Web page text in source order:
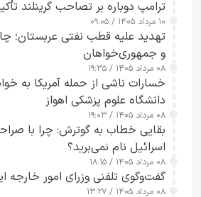
ترامپ دوباره بر تصاحب گرینلند
۱۰ مرداد ۱۴۰۵ / ۰۹:۰۵
تهدید علیه قطب نفتی عربستان؛
و جمهوری‌خواهان
۰۸ مرداد ۱۴۰۵ / ۱۹:۳۵
خسارات ناشی از حمله آمریکا به
دانشگاه علوم پزشکی اهواز
۰۸ مرداد ۱۴۰۵ / ۱۹:۰۳
بقایی خطاب به گوترش: چرا با
اسرائیل نام نمی‌برید؟
۰۸ مرداد ۱۴۰۵ / ۱۸:۱۵
گفت‌وگوی تلفنی وزرای امور خارجه
۰۸ مرداد ۱۴۰۵ / ۱۳:۲۷